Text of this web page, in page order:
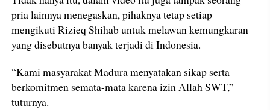
pria lainnya menegaskan, pihaknya tetap setiap
mengikuti Rizieq Shihab untuk melawan kemungkaran
yang disebutnya banyak terjadi di Indonesia.
“Kami masyarakat Madura menyatakan sikap serta
berkomitmen semata-mata karena izin Allah SWT,”
tuturnya.